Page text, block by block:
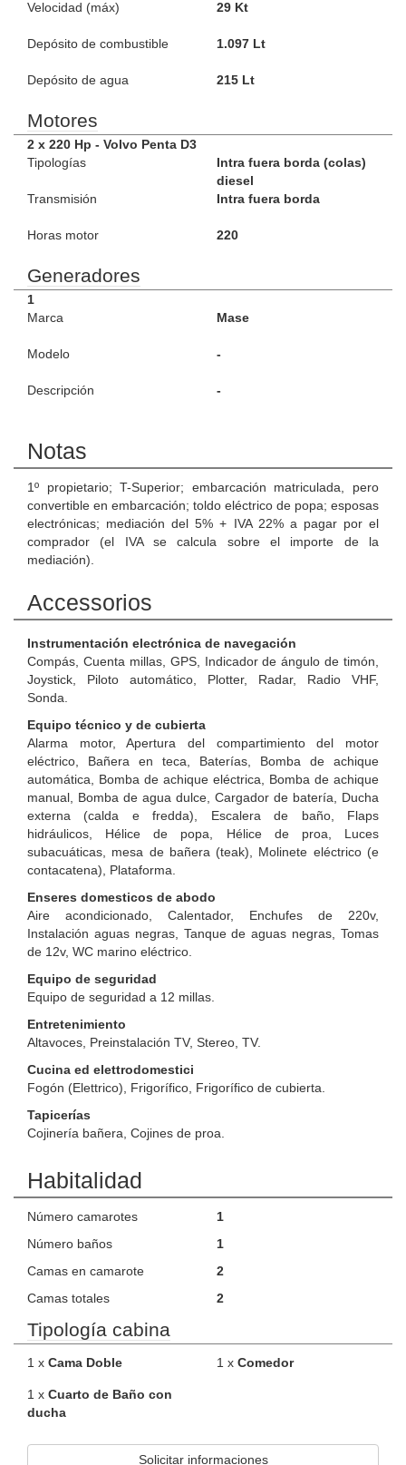
Velocidad (máx) 29 Kt
Depósito de combustible 1.097 Lt
Depósito de agua 215 Lt
Motores
2 x 220 Hp - Volvo Penta D3
Tipologías
Intra fuera borda (colas)
diesel
Transmisión
Intra fuera borda
Horas motor 220
Generadores
1
Marca
Mase
Modelo -
Descripción -
Notas
1º propietario; T-Superior; embarcación matriculada, pero
convertible en embarcación; toldo eléctrico de popa; esposas
electrónicas; mediación del 5% + IVA 22% a pagar por el
comprador (el IVA se calcula sobre el importe de la
mediación).
Accessorios
Instrumentación electrónica de navegación
Compás, Cuenta millas, GPS, Indicador de ángulo de timón,
Joystick, Piloto automático, Plotter, Radar, Radio VHF,
Sonda.
Equipo técnico y de cubierta
Alarma motor, Apertura del compartimiento del motor
eléctrico, Bañera en teca, Baterías, Bomba de achique
automática, Bomba de achique eléctrica, Bomba de achique
manual, Bomba de agua dulce, Cargador de batería, Ducha
externa (calda e fredda), Escalera de baño, Flaps
hidráulicos, Hélice de popa, Hélice de proa, Luces
subacuáticas, mesa de bañera (teak), Molinete eléctrico (e
contacatena), Plataforma.
Enseres domesticos de abodo
Aire acondicionado, Calentador, Enchufes de 220v,
Instalación aguas negras, Tanque de aguas negras, Tomas
de 12v, WC marino eléctrico.
Equipo de seguridad
Equipo de seguridad a 12 millas.
Entretenimiento
Altavoces, Preinstalación TV, Stereo, TV.
Cucina ed elettrodomestici
Fogón (Elettrico), Frigorífico, Frigorífico de cubierta.
Tapicerías
Cojinería bañera, Cojines de proa.
Habitalidad
Número camarotes
1
Número baños
1
Camas en camarote
2
Camas totales
2
Tipología cabina
1 x Cama Doble 1 x Comedor
1 x Cuarto de Baño con
ducha
Solicitar informaciones